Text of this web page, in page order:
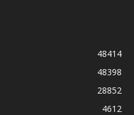
48414
48398
28852
4612